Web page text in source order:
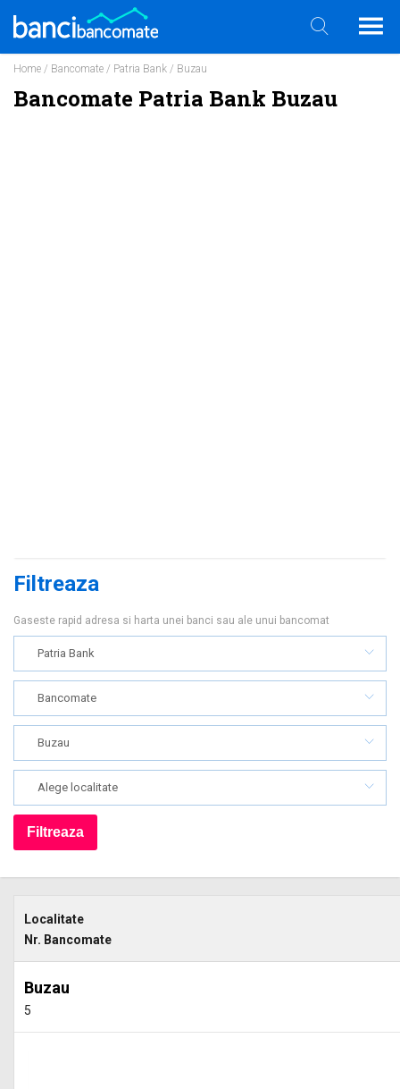
Home / Bancomate / Patria Bank / Buzau
Bancomate Patria Bank Buzau
Filtreaza
Gaseste rapid adresa si harta unei banci sau ale unui bancomat
Patria Bank
Bancomate
Buzau
Alege localitate
Localitate
Nr. Bancomate
Buzau
5